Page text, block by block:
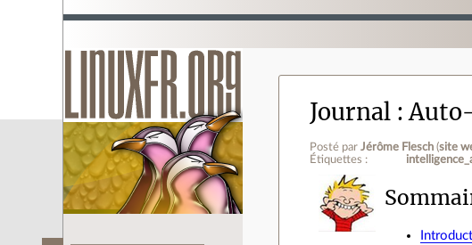
Journal
Posté parJérôme Flesch (site
Étiquettes :